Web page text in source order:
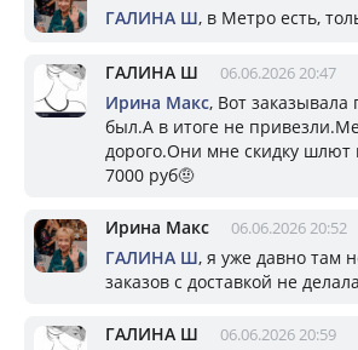
ГАЛИНА Ш, в Метро есть,
ГАЛИНА Ш 06.06.2026 20:47
Ирина Макс, Вот заказывала
был.А в итоге не
дорого.Они мне скидку шлют
7000 руб🤨
Ирина Макс 06.06.2026 20:52
ГАЛИНА Ш, я уже давно там
заказов с доставкой не
ГАЛИНА Ш 06.06.2026 20:59